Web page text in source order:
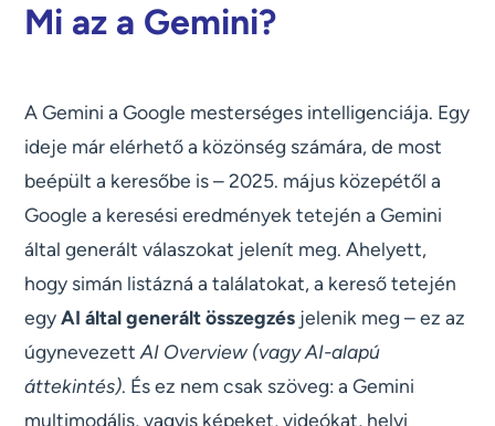
Mi az a Gemini?
A Gemini a Google mesterséges intelligenciája. Egy
ideje már elérhető a közönség számára, de most
beépült a keresőbe is – 2025. május közepétől a
Google a keresési eredmények tetején a Gemini
által generált válaszokat jelenít meg. Ahelyett,
hogy simán listázná a találatokat, a kereső tetején
egyAI által generált összegzés jelenik meg – ez az
úgynevezettAI Overview (vagy AI-alapú
áttekintés). És ez nem csak szöveg: a Gemini
multimodális, vagyis képeket, videókat, helyi